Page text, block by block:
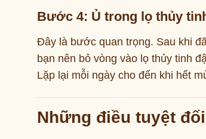
Bước 4: Ủ trong lọ thủy
Đây là bước quan trọng. Sau khi
bạn nên bỏ vòng vào lọ thủy tinh
Lặp lại mỗi ngày cho đến khi hết
Những điều tuyệt